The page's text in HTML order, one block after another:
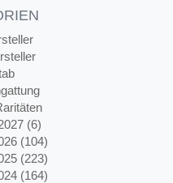
(6)
(104)
(223)
(164)